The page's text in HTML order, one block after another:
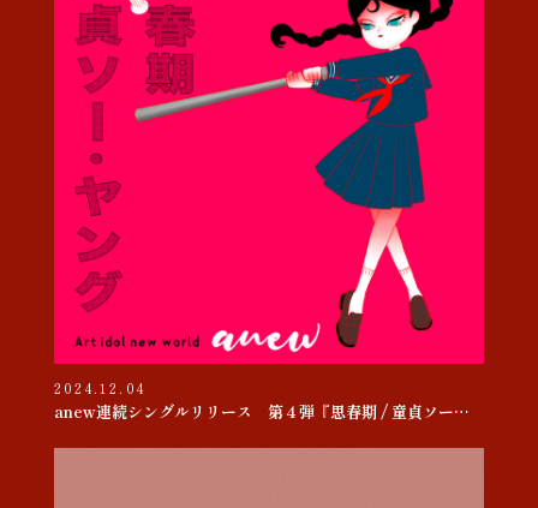
2024.12.04
anew連続シングルリリース 第４弾『思春期 / 童貞ソー・ヤング』